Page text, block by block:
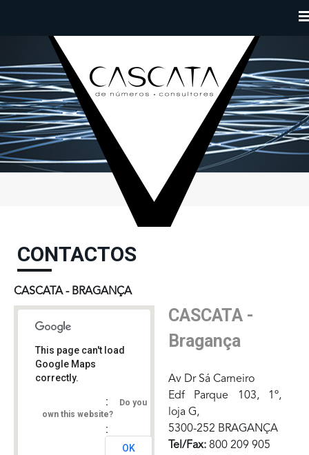
CONTACTOS
CASCATA - BRAGANÇA
This page can't load
Google Maps
correctly.
Do you
own this website?
OK
CASCATA -
Bragança
Av Dr Sá Carneiro
Edf Parque 103, 1º,
loja G,
5300-252 BRAGANÇA
Tel/Fax: 800 209 905